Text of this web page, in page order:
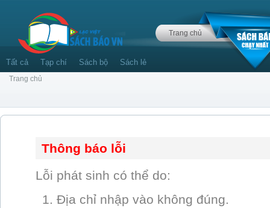
Trang chủ
Tất cả Tạp chí Sách bộ Sách lẻ
Trang chủ
Thông báo lỗi
Lỗi phát sinh có thể do:
Địa chỉ nhập vào không đúng.